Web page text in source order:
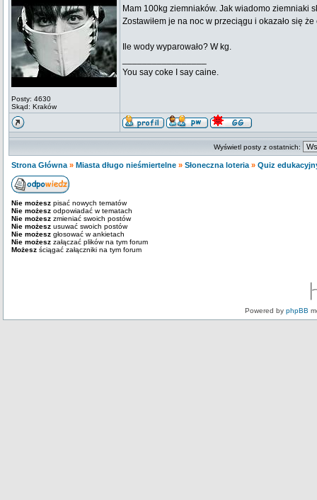
Posty: 4630
Skąd: Kraków
Mam 100kg ziemniaków. Jak wiadomo ziemniaki
Zostawiłem je na noc w przeciągu i okazało się
Ile wody wyparowało? W kg.
You say coke I say caine.
Wyświetl posty z ostatnich:
Strona Główna » Miasta długo nieśmiertelne » Słoneczna loteria » Quiz
Nie możesz pisać nowych tematów
Nie możesz odpowiadać w tematach
Nie możesz zmieniać swoich postów
Nie możesz usuwać swoich postów
Nie możesz głosować w ankietach
Nie możesz załączać plików na tym forum
Możesz ściągać załączniki na tym forum
Powered by phpBB